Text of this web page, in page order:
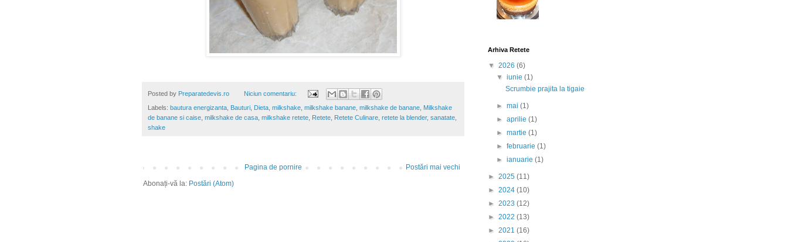
Posted by Preparatedevis.ro Niciun comentariu:
Labels: bautura energizanta Bauturi Dieta milkshake milkshake banane milkshake de banane Milkshake
de banane si caise milkshake de casa milkshake retete Retete Retete Culinare retete la blender, sanatate
shake
Postări mai vechi
Pagina de pornire
Abonați-vă la: Postări (Atom)
Arhiva Retete
▼ 2026 (6)
▼iunie(1)
Scrumbie prajita la tigaie
►mai(1)
►aprilie(1)
►martie(1)
►februarie(1)
►ianuarie(1)
► 2025 (11)
► 2024 (10)
► 2023 (12)
► 2022 (13)
► 2021 (16)